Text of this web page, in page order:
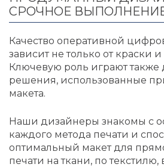
СРОЧНОЕ
Качество оперативной
зависит не только от краски
Ключевую роль играют также
решения, использованные
макета.
Наши дизайнеры знакомы с
каждого метода печати и
оптимальный макет для
печати на ткани, по текстилю,